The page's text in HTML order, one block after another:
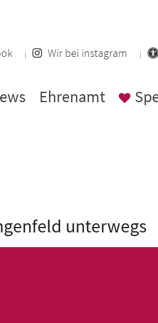
Wir bei instagram
Ehrenamt
unterwegs